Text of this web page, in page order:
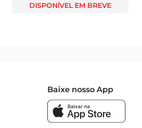
DISPONÍVEL EM BREVE
Baixe nosso App